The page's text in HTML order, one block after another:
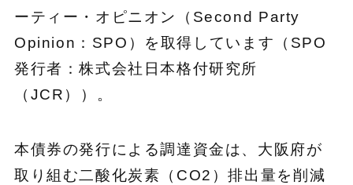
ーティー・オピニオン（Second Party
Opinion：SPO）を取得しています（SPO
発行者：株式会社日本格付研究所
（JCR））。
本債券の発行による調達資金は、大阪府が
取り組む二酸化炭素（CO2）排出量を削減